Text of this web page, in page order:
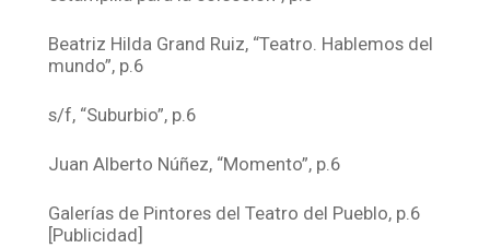
Beatriz Hilda Grand Ruiz, “Teatro. Hablemos del
mundo”, p.6
s/f, “Suburbio”, p.6
Juan Alberto Núñez, “Momento”, p.6
Galerías de Pintores del Teatro del Pueblo, p.6
[Publicidad]